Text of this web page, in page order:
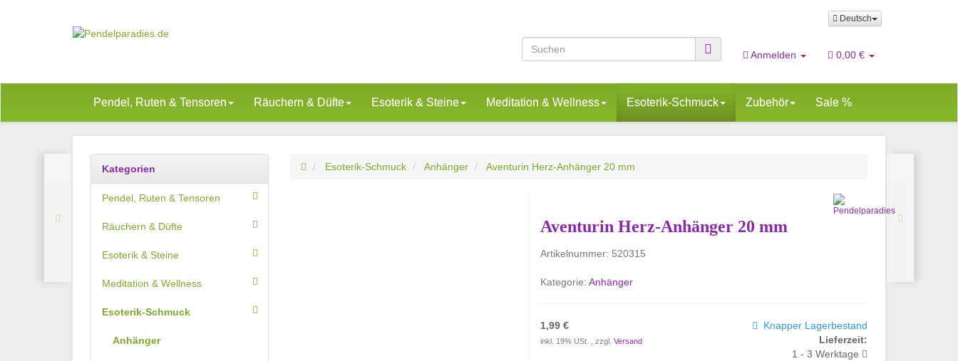
Deutsch
Anmelden 0,00 €
Pendel, Ruten & Tensoren Räuchern & Düfte Esoterik & Steine Meditation & Wellness Esoterik-Schmuck Zubehör Sale %
Esoterik-Schmuck Anhänger Aventurin Herz-Anhänger 20 mm
Aventurin Herz-Anhänger 20 mm
Artikelnummer: 520315
Kategorie: Anhänger
1,99 €
inkl. 19% USt. , zzgl. Versand
Knapper Lagerbestand
Lieferzeit:
1 - 3 Werktage
Kategorien
Pendel, Ruten & Tensoren
Räuchern & Düfte
Esoterik & Steine
Meditation & Wellness
Esoterik-Schmuck
Anhänger